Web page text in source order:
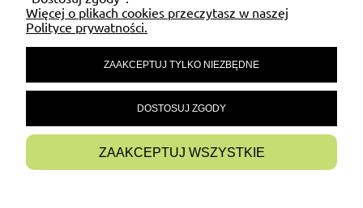
POMOC
MATERIAŁY INFORMACYJNE
INFORMACJE
Więcej o plikach cookies przeczytasz w naszej
Polityce prywatności.
ZAAKCEPTUJ TYLKO NIEZBĘDNE
DOSTOSUJ ZGODY
ZAAKCEPTUJ WSZYSTKIE